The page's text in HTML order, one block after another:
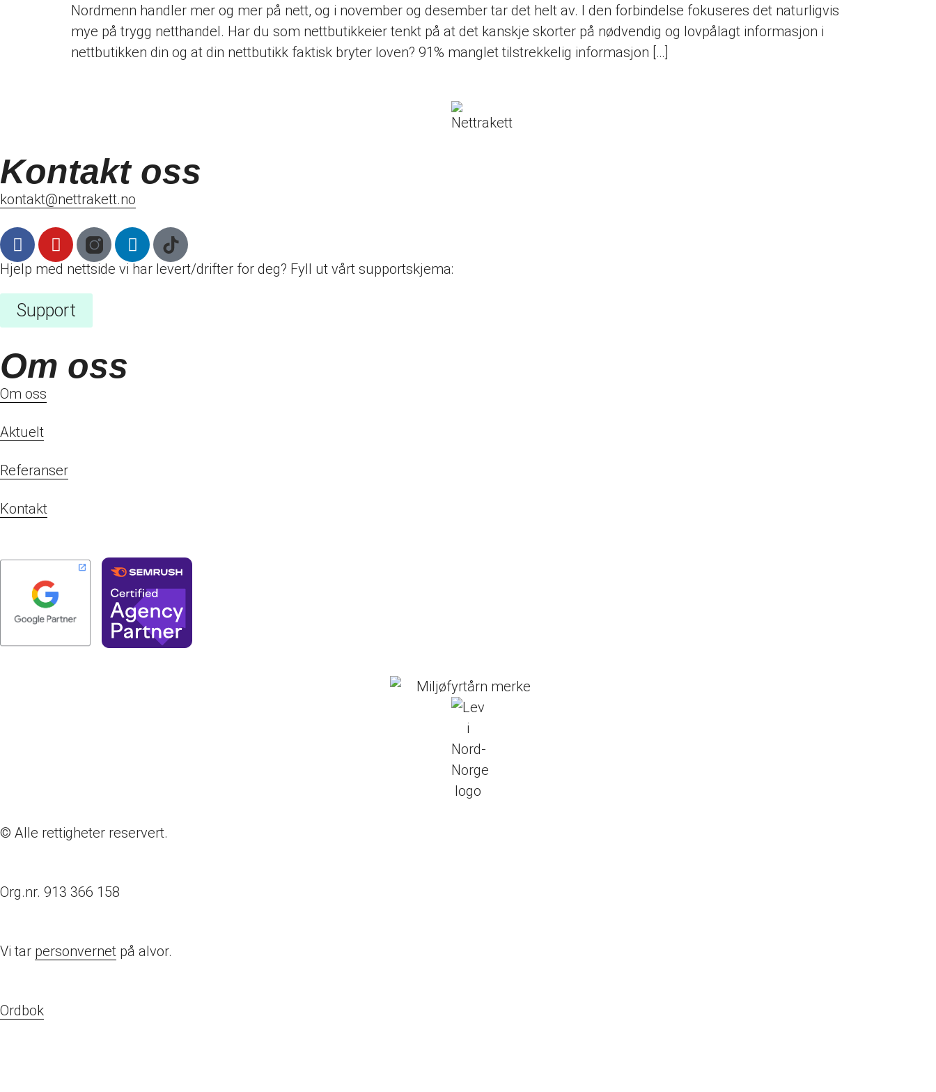
Nordmenn handler mer og mer på nett, og i november og desember tar det helt av. I den forbindelse fokuseres det naturligvis
mye på trygg netthandel. Har du som nettbutikkeier tenkt på at det kanskje skorter på nødvendig og lovpålagt informasjon i
nettbutikken din og at din nettbutikk faktisk bryter loven? 91% manglet tilstrekkelig informasjon […]
Kontakt oss
kontakt@nettrakett.no
Hjelp med nettside vi har levert/drifter for deg? Fyll ut vårt supportskjema:
Support
Om oss
Om oss
Aktuelt
Referanser
Kontakt
© Alle rettigheter reservert.
Org.nr. 913 366 158
Vi tar personvernet på alvor.
Ordbok